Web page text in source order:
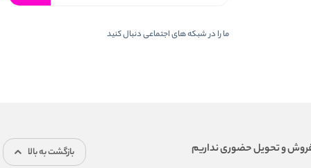
ما را در شبكه های اجتماعی دنبال کنید
بازگشت به بالا